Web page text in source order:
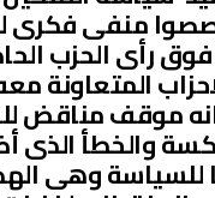
منفى فكرى
فوق رأى الحزب
المتعاونة
موقف مناقض
والخطأ الذى
للسياسة وهى